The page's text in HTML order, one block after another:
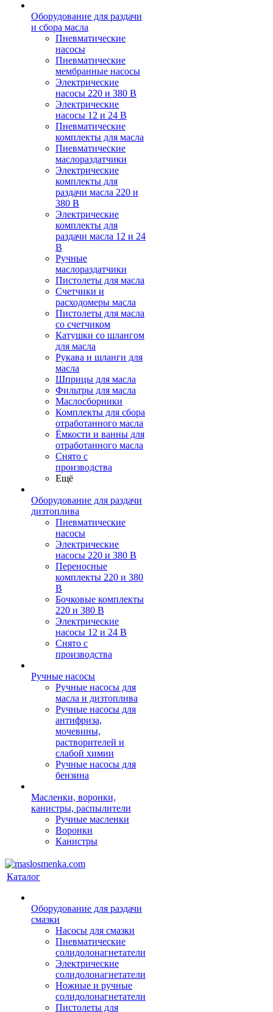
Оборудование для раздачи
и сбора масла
Пневматические
насосы
Пневматические
мембранные насосы
Электрические
насосы 220 и 380 В
Электрические
насосы 12 и 24 В
Пневматические
комплекты для масла
Пневматические
маслораздатчики
Электрические
комплекты для
раздачи масла 220 и
380 В
Электрические
комплекты для
раздачи масла 12 и 24
В
Ручные
маслораздатчики
Пистолеты для масла
Счетчики и
расходомеры масла
Пистолеты для масла
со счетчиком
Катушки со шлангом
для масла
Рукава и шланги для
масла
Шприцы для масла
Фильтры для масла
Маслосборники
Комплекты для сбора
отработанного масла
Ёмкости и ванны для
отработанного масла
Снято с
производства
Ещё
Оборудование для раздачи
дизтоплива
Пневматические
насосы
Электрические
насосы 220 и 380 В
Переносные
комплекты 220 и 380
В
Бочковые комплекты
220 и 380 В
Электрические
насосы 12 и 24 В
Снято с
производства
Ручные насосы
Ручные насосы для
масла и дизтоплива
Ручные насосы для
антифриза,
мочевины,
растворителей и
слабой химии
Ручные насосы для
бензина
Масленки, воронки,
канистры, распылители
Ручные масленки
Воронки
Канистры
Каталог
Оборудование для раздачи
смазки
Насосы для смазки
Пневматические
солидолонагнетатели
Электрические
солидолонагнетатели
Ножные и ручные
солидолонагнетатели
Пистолеты для